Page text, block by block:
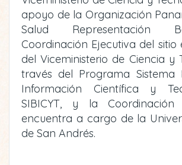
apoyo de la Organización
Salud Representación
Coordinación Ejecutiva del
del Viceministerio de Ciencia y
través del Programa Sistema
Información Científica y
SIBICYT, y la
encuentra a cargo de la
de San Andrés.